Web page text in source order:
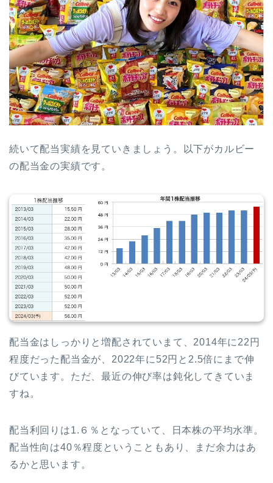
続いて配当実績を見ていきましょう。以下がカルビー
の配当金の実績です。
配当金はしっかりと増配されていまて、2014年に22円
程度だった配当金が、2022年に52円と2.5倍にまで伸
びています。ただ、最近の伸び率は鈍化してきていま
すね。
配当利回りは1.６％となっていて、日本株の平均水準。
配当性向は40％程度ということもあり、まだ余力はあ
るかと思います。